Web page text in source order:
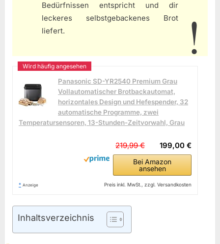
Bedürfnissen entspricht und dir
leckeres selbstgebackenes Brot
liefert.
Panasonic SD-YR2540 Premium Grau
Vollautomatischer Brotbackautomat,
horizontales Design und Hefespender, 32
automatische Programme, zwei
Temperatursensoren, 13-Stunden-Zeitvorwahl, Grau
199,00 €
219,99 €
Bei Amazon
ansehen
* Anzeige Preis inkl. MwSt., zzgl. Versandkosten
Inhaltsverzeichnis